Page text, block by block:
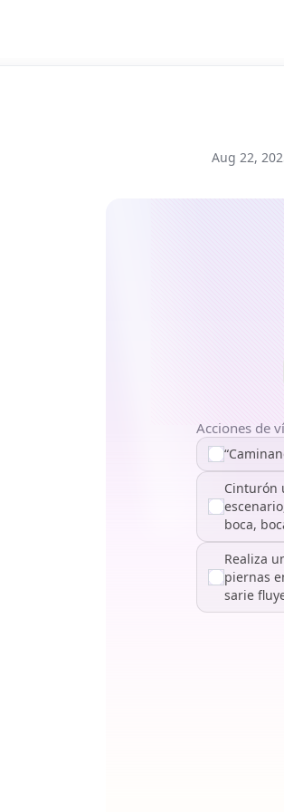
Aug 22,
Acciones de
Cinturón
boca,
Realiza
piernas
sarie